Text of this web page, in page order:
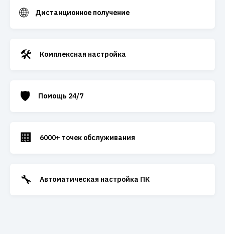
🌐 Дистанционное получение
🛠️ Комплексная настройка
🛡️ Помощь 24/7
🏢 6000+ точек обслуживания
🔧 Автоматическая настройка ПК